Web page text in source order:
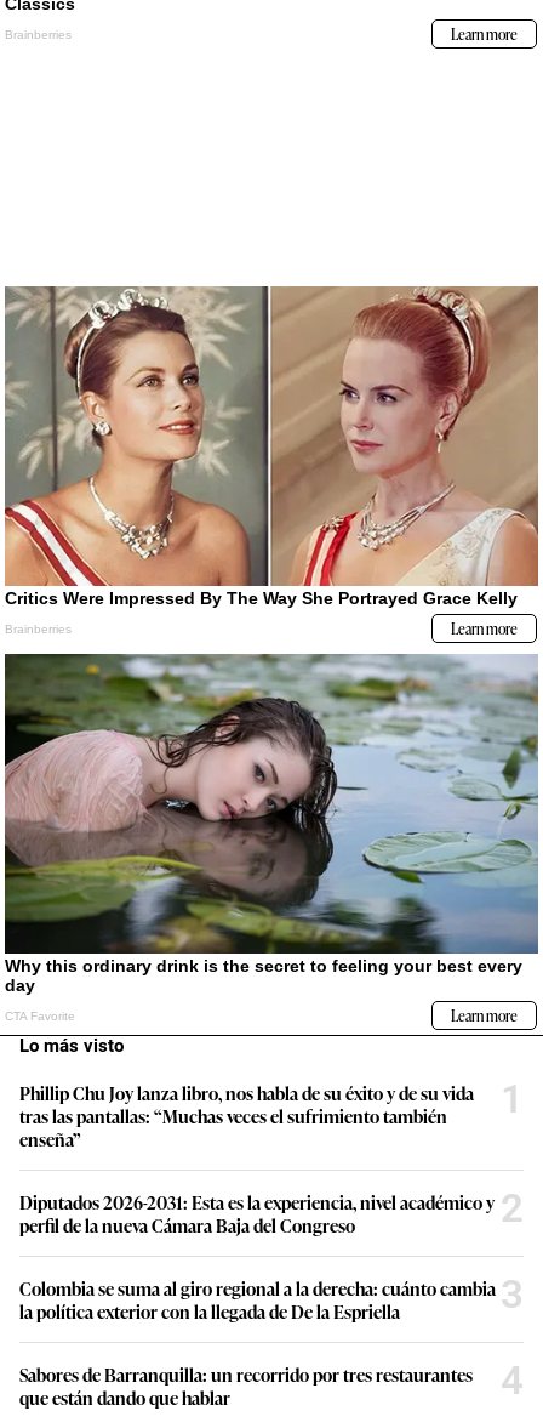
Lo más visto
Phillip Chu Joy lanza libro, nos habla de su éxito y de su vida
tras las pantallas: “Muchas veces el sufrimiento también
enseña”
1
Diputados 2026-2031: Esta es la experiencia, nivel académico y
perfil de la nueva Cámara Baja del Congreso
2
Colombia se suma al giro regional a la derecha: cuánto cambia
la política exterior con la llegada de De la Espriella
3
Sabores de Barranquilla: un recorrido por tres restaurantes
que están dando que hablar
4